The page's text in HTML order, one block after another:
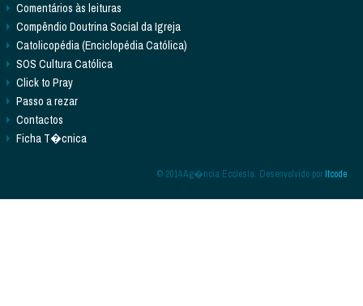
Comentários às leituras
Compêndio Doutrina Social da Igreja
Catolicopédia (Enciclopédia Católica)
SOS Cultura Católica
Click to Pray
Passo a rezar
Contactos
Ficha T�cnica
© 2014 Ag�ncia Ecclesia. Desenvolvido porItcode